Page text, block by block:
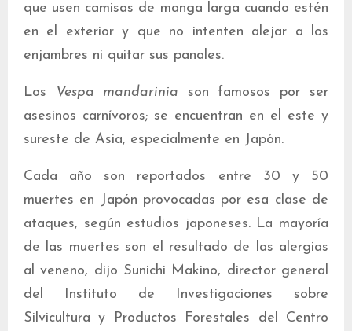
que usen camisas de manga larga cuando estén
en el exterior y que no intenten alejar a los
enjambres ni quitar sus panales.
Los Vespa mandarinia son famosos por ser
asesinos carnívoros; se encuentran en el este y
sureste de Asia, especialmente en Japón.
Cada año son reportados entre 30 y 50
muertes en Japón provocadas por esa clase de
ataques, según estudios japoneses. La mayoría
de las muertes son el resultado de las alergias
al veneno, dijo Sunichi Makino, director general
del Instituto de Investigaciones sobre
Silvicultura y Productos Forestales del Centro